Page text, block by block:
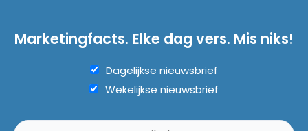
Marketingfacts. Elke dag vers. Mis niks!
Dagelijkse nieuwsbrief
Wekelijkse nieuwsbrief